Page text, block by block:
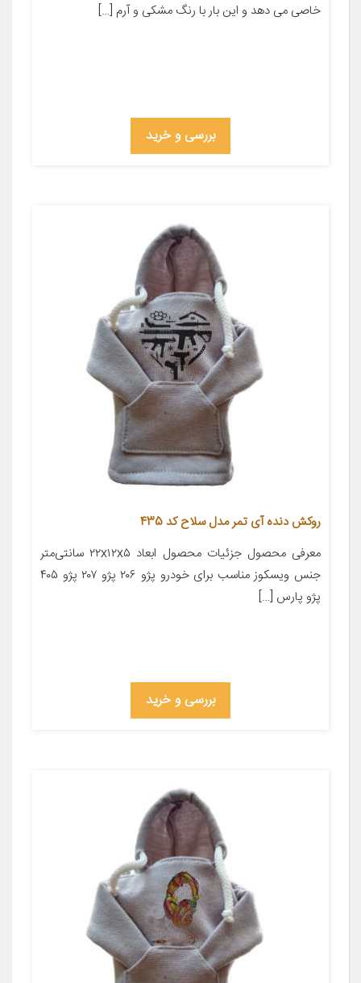
خاصی می دهد و این بار با رنگ مشکی و آرم […]
بررسی و خرید
روکش دنده آی تمر مدل سلاح کد 435
معرفی محصول جزئیات محصول ابعاد ۲۲x۱۲x۵ سانتی‌متر
جنس ویسکوز مناسب برای خودرو پژو ۲۰۶ پژو ۲۰۷ پژو ۴۰۵
پژو پارس […]
بررسی و خرید